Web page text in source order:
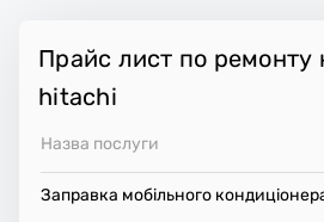
Прайс лист по ремонту
hitachi
Назва послуги
Заправка мобільного